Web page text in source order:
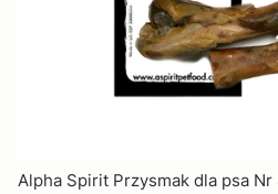
Alpha Spirit Przysmak dla psa